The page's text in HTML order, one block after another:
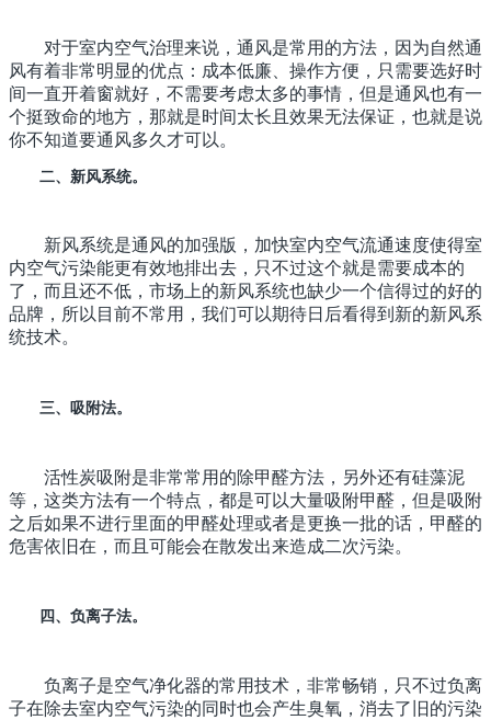
对于室内空气治理来说，通风是常用的方法，因为自然通
风有着非常明显的优点：成本低廉、操作方便，只需要选好时
间一直开着窗就好，不需要考虑太多的事情，但是通风也有一
个挺致命的地方，那就是时间太长且效果无法保证，也就是说
你不知道要通风多久才可以。
二、新风系统。
新风系统是通风的加强版，加快室内空气流通速度使得室
内空气污染能更有效地排出去，只不过这个就是需要成本的
了，而且还不低，市场上的新风系统也缺少一个信得过的好的
品牌，所以目前不常用，我们可以期待日后看得到新的新风系
统技术。
三、吸附法。
活性炭吸附是非常常用的除甲醛方法，另外还有硅藻泥
等，这类方法有一个特点，都是可以大量吸附甲醛，但是吸附
之后如果不进行里面的甲醛处理或者是更换一批的话，甲醛的
危害依旧在，而且可能会在散发出来造成二次污染。
四、负离子法。
负离子是空气净化器的常用技术，非常畅销，只不过负离
子在除去室内空气污染的同时也会产生臭氧，消去了旧的污染